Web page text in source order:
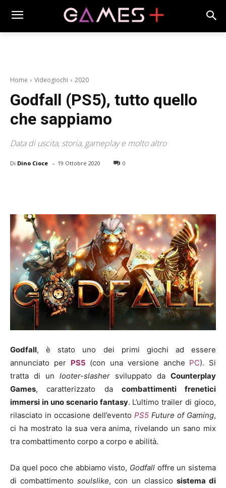
Home Videogiochi 2020
Godfall (PS5), tutto quello
che sappiamo
Data di uscita, storia, gameplay e molto altro
Di Dino Cioce - 19 Ottobre 2020 0
Godfall, è stato uno dei primi giochi ad essere
annunciato per PS5 (con una versione anche PC). Si
tratta di un looter-slasher sviluppato da Counterplay
Games, caratterizzato da combattimenti frenetici
immersi in uno scenario fantasy. L’ultimo trailer di gioco,
rilasciato in occasione dell’evento PS5 Future of Gaming,
ci ha mostrato la sua vera anima, rivelando un sano mix
tra combattimento corpo a corpo e abilità.
Da quel poco che abbiamo visto, Godfall offre un sistema
di combattimentosoulslike, con un classico sistema di